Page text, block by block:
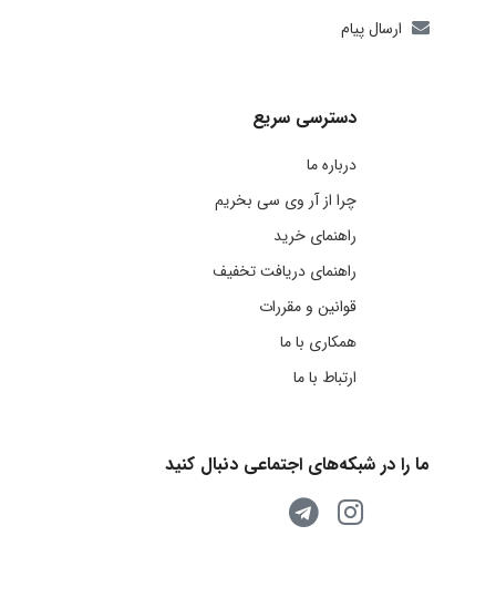
ارسال پیام
دسترسی سریع
درباره ما
چرا از آر وی سی بخریم
راهنمای خرید
راهنمای دریافت تخفیف
قوانین و مقررات
همکاری با ما
ارتباط با ما
ما را در شبکه‌های اجتماعی دنبال کنید